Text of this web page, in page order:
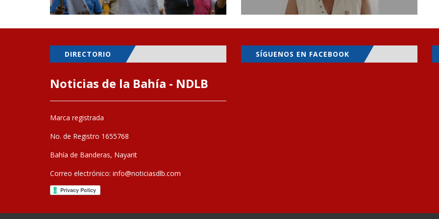
DIRECTORIO
Noticias de la Bahía - NDLB
Marca registrada
No. de Registro 1655768
Bahía de Banderas, Nayarit
Correo electrónico: info@noticiasdlb.com
SÍGUENOS EN FACEBOOK